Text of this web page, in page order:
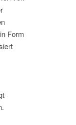
Form